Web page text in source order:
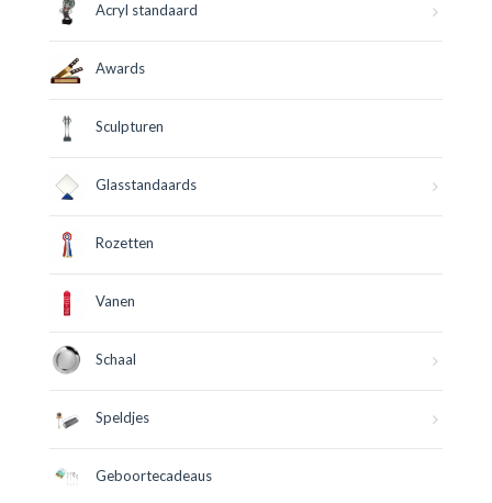
Acryl standaard
Awards
Sculpturen
Glasstandaards
Rozetten
Vanen
Schaal
Speldjes
Geboortecadeaus